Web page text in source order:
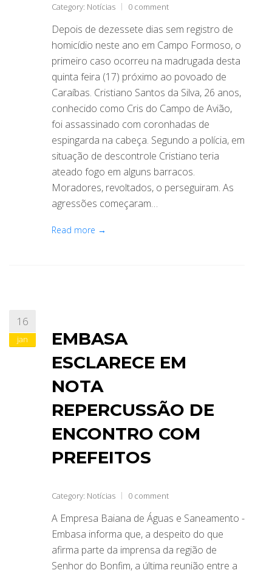
Category: Notícias 0 comment
Depois de dezessete dias sem registro de
homicídio neste ano em Campo Formoso, o
primeiro caso ocorreu na madrugada desta
quinta feira (17) próximo ao povoado de
Caraíbas. Cristiano Santos da Silva, 26 anos,
conhecido como Cris do Campo de Avião,
foi assassinado com coronhadas de
espingarda na cabeça. Segundo a polícia, em
situação de descontrole Cristiano teria
ateado fogo em alguns barracos.
Moradores, revoltados, o perseguiram. As
agressões começaram…
Read more →
16
jan
EMBASA
ESCLARECE EM
NOTA
REPERCUSSÃO DE
ENCONTRO COM
PREFEITOS
Category: Notícias 0 comment
A Empresa Baiana de Águas e Saneamento -
Embasa informa que, a despeito do que
afirma parte da imprensa da região de
Senhor do Bonfim, a última reunião entre a